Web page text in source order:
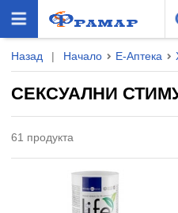
Назад | Начало Е-Аптека
СЕКСУАЛНИ
61 продукта